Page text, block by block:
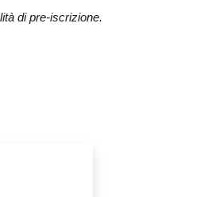
di pre-iscrizione.